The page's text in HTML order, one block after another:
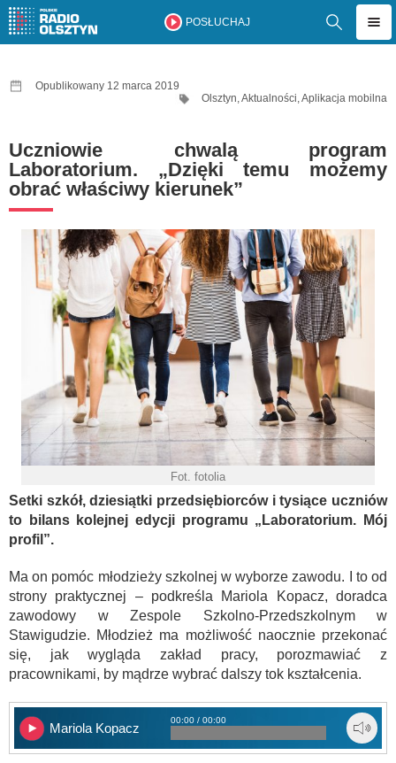
POSŁUCHAJ
Opublikowany 12 marca 2019
Olsztyn,Aktualności,Aplikacja mobilna
Uczniowie chwalą program
Laboratorium. „Dzięki temu możemy
obrać właściwy kierunek”
Fot. fotolia
Setki szkół, dziesiątki przedsiębiorców i tysiące uczniów
to bilans kolejnej edycji programu „Laboratorium. Mój
profil”.
Ma on pomóc młodzieży szkolnej w wyborze zawodu. I to od
strony praktycznej – podkreśla Mariola Kopacz, doradca
zawodowy w Zespole Szkolno-Przedszkolnym w
Stawigudzie. Młodzież ma możliwość naocznie przekonać
się, jak wygląda zakład pracy, porozmawiać z
pracownikami, by mądrze wybrać dalszy tok kształcenia.
Mariola Kopacz
00:00 / 00:00